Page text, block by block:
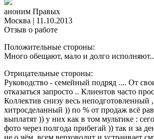
аноним Правых
Москва | 11.10.2013
Отзыв о работе
Положительные стороны:
Много обещают, мало и долго
Отрицательные стороны:
Руководство - семейный подряд .... От
отказаться запросто .. Клиентов часто
Коллектив снизу весь неподготовленный ,
хитросделанный )) по % от продаж всё
выплатят )) у них как в том мультике :
фото через полгода прибегай )) так и за